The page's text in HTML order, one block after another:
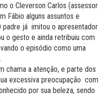
o Cleverson Carlos (assessor
Fábio alguns assuntos e
padre já imitou o apresentador
o gesto e ainda retribuiu com
o episódio como uma
chama a atenção, e parte dos
excessiva preocupação com
por sua beleza, sendo